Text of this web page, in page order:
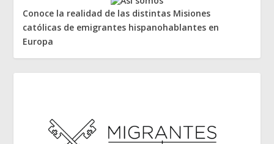
Conoce la realidad de las distintas Misiones
católicas de emigrantes hispanohablantes en
Europa